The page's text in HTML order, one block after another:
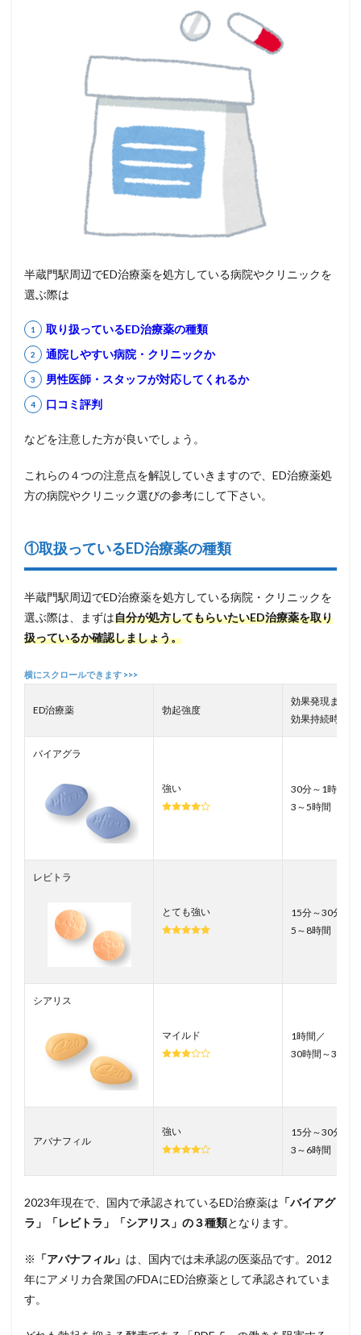
半蔵門駅周辺でED治療薬を処方している病院やクリニックを
選ぶ際は
取り扱っているED治療薬の種類
通院しやすい病院・クリニックか
男性医師・スタッフが対応してくれるか
口コミ評判
などを注意した方が良いでしょう。
これらの４つの注意点を解説していきますので、ED治療薬処
方の病院やクリニック選びの参考にして下さい。
①取扱っているED治療薬の種類
半蔵門駅周辺でED治療薬を処方している病院・クリニックを
選ぶ際は、まずは自分が処方してもらいたいED治療薬を取り
扱っているか確認しましょう。
ED治療薬 勃起強度
効果発現まで／
効果持続時間
バイアグラ
強い
30分～1時間／
3～5時間
レビトラ
とても強い
15分～30分／
5～8時間
シアリス
マイルド
1時間／
30時間～36時間
アバナフィル
強い
15分～30分／
3～6時間
2023年現在で、国内で承認されているED治療薬は 「バイアグ
ラ」「レビトラ」「シアリス」の３種類となります。
※ 「アバナフィル」 は、国内では未承認の医薬品です。2012
年にアメリカ合衆国のFDAにED治療薬として承認されていま
す。